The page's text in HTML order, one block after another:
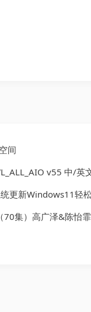
间
v55 中/英文免费绿色
轻松设置
70集）高广泽&陈怡